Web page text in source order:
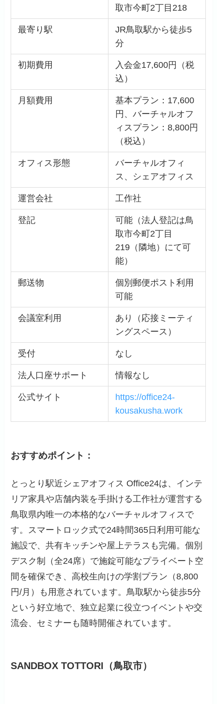
取市今町2丁目218
最寄り駅
JR鳥取駅から徒歩5
分
初期費用
入会金17,600円（税
込）
月額費用
基本プラン：17,600
円、バーチャルオフ
ィスプラン：8,800円
（税込）
オフィス形態
バーチャルオフィ
ス、シェアオフィス
運営会社 工作社
登記
可能（法人登記は鳥
取市今町2丁目
219（隣地）にて可
能）
郵送物
個別郵便ポスト利用
可能
会議室利用
あり（応接ミーティ
ングスペース）
受付 なし
法人口座サポート 情報なし
公式サイト
https://office24-
kousakusha.work
おすすめポイント：
とっとり駅近シェアオフィス Office24は、インテ
リア家具や店舗内装を手掛ける工作社が運営する
鳥取県内唯一の本格的なバーチャルオフィスで
す。スマートロック式で24時間365日利用可能な
施設で、共有キッチンや屋上テラスも完備。個別
デスク制（全24席）で施錠可能なプライベート空
間を確保でき、高校生向けの学割プラン（8,800
円/月）も用意されています。鳥取駅から徒歩5分
という好立地で、独立起業に役立つイベントや交
流会、セミナーも随時開催されています。
SANDBOX TOTTORI（鳥取市）